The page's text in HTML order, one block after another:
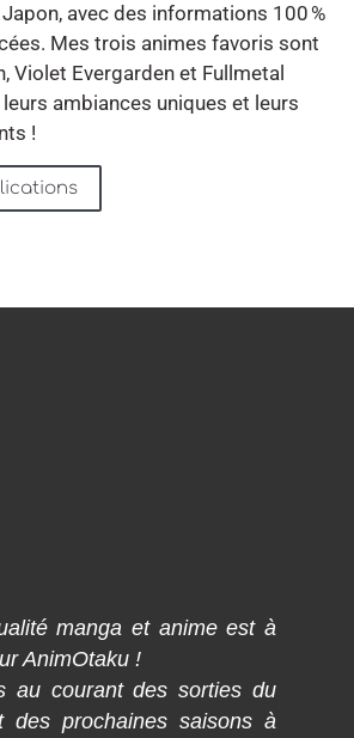
avec des informations 100 %
Mes trois animes favoris sont
Violet Evergarden et Fullmetal
ambiances uniques et leurs
!
manga et anime est à
AnimOtaku !
au courant des sorties du
des prochaines saisons à